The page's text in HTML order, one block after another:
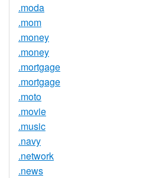
.moda
.mom
.money
.money
.mortgage
.mortgage
.moto
.movie
.music
.navy
.network
.news